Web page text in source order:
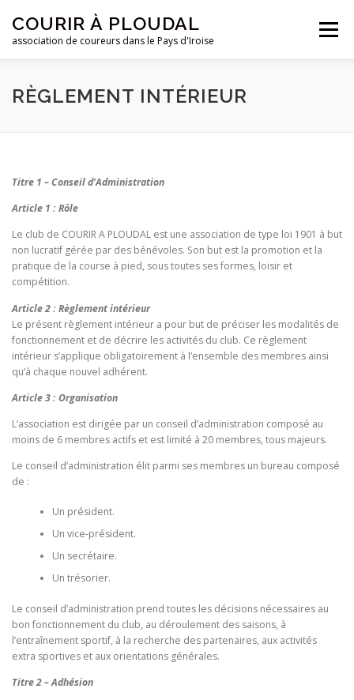
contenu
COURIR À PLOUDAL
association de coureurs dans le Pays d'Iroise
Menu
ACCUEIL LE CLUB ACTUALITÉS
CONTACTEZ-NOUS !
RÈGLEMENT INTÉRIEUR
Titre 1 – Conseil d’Administration
Article 1 : Rôle
Le club de COURIR A PLOUDAL est une association de type loi 1901 à but
non lucratif gérée par des bénévoles. Son but est la promotion et la
pratique de la course à pied, sous toutes ses formes, loisir et
compétition.
Article 2 : Règlement intérieur
Le présent règlement intérieur a pour but de préciser les modalités de
fonctionnement et de décrire les activités du club. Ce règlement
intérieur s’applique obligatoirement à l’ensemble des membres ainsi
qu’à chaque nouvel adhérent.
Article 3 : Organisation
L’association est dirigée par un conseil d’administration composé au
moins de 6 membres actifs et est limité à 20 membres, tous majeurs.
Le conseil d’administration élit parmi ses membres un bureau composé
de :
Un président.
Un vice-président.
Un secrétaire.
Un trésorier.
Le conseil d’administration prend toutes les décisions nécessaires au
bon fonctionnement du club, au déroulement des saisons, à
l’entraînement sportif, à la recherche des partenaires, aux activités
extra sportives et aux orientations générales.
Titre 2 – Adhésion